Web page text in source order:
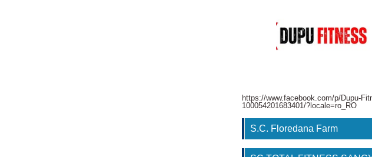
https://www.facebook.com/p/Dupu-
100054201683401/?locale=ro_RO
S.C. Floredana Farm